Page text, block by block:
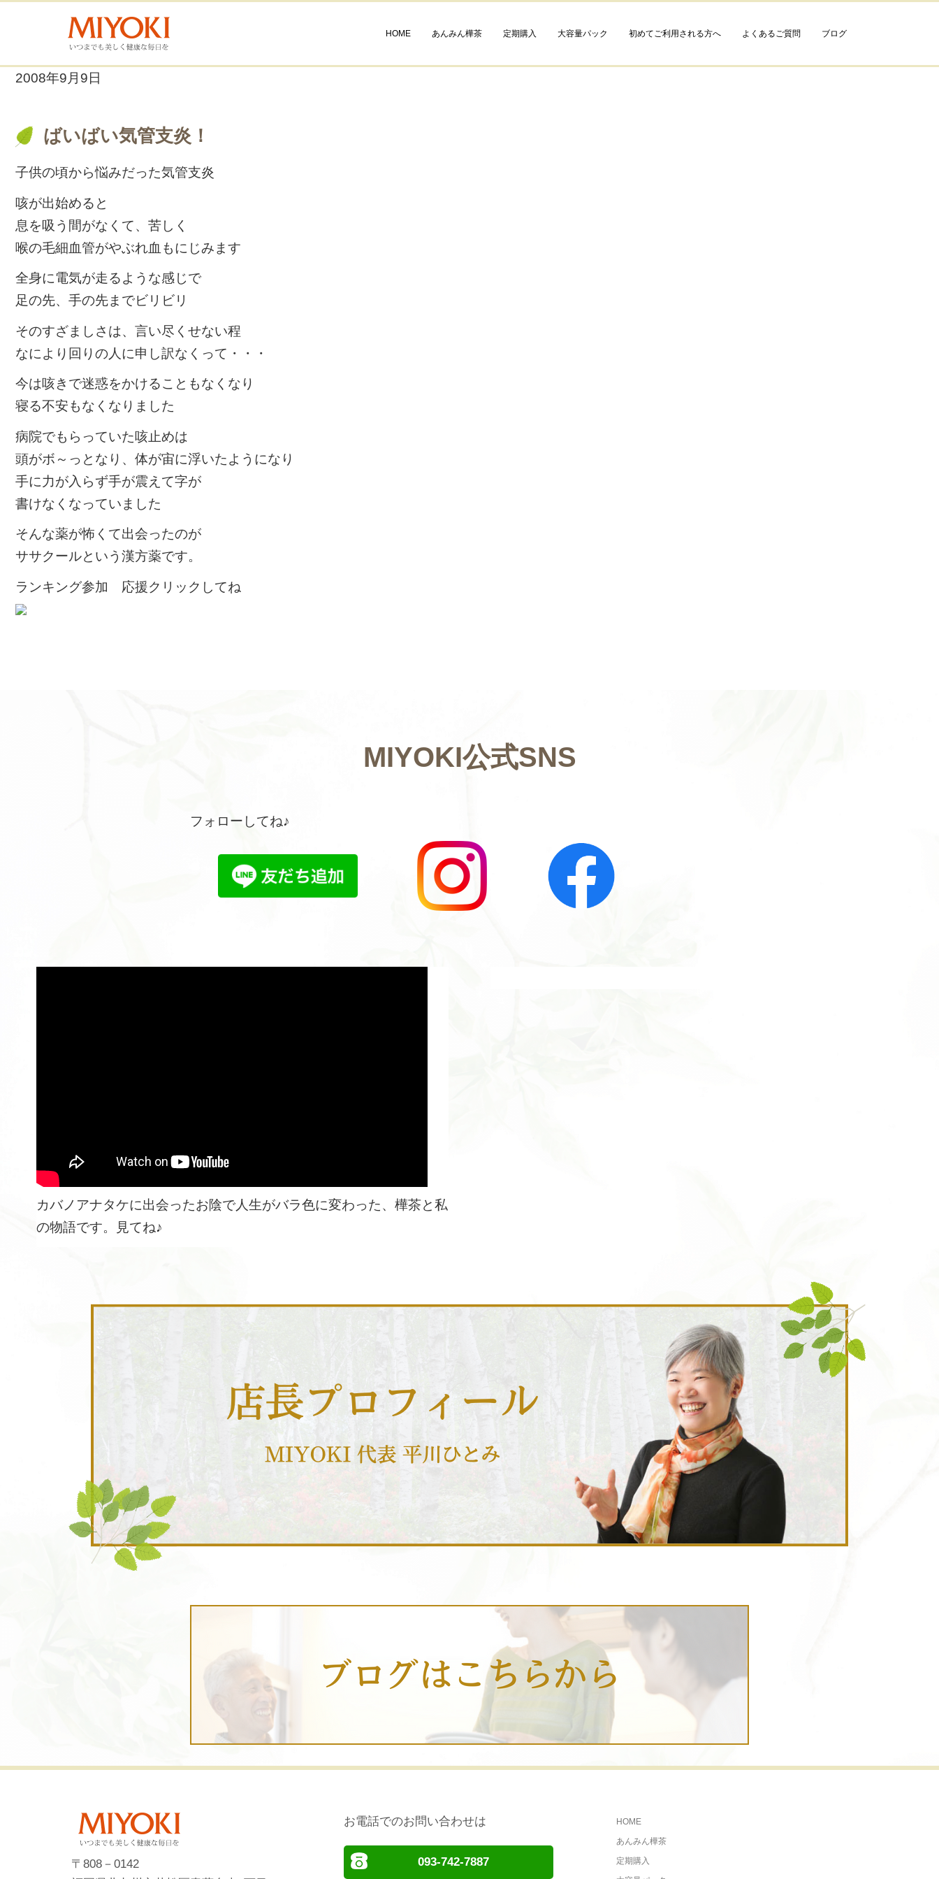
HOME あんみん樺茶 定期購入 大容量パック 初めてご利用される方へ よくあるご質問 ブログ
2008年9月9日
ばいばい気管支炎！
子供の頃から悩みだった気管支炎
咳が出始めると
息を吸う間がなくて、苦しく
喉の毛細血管がやぶれ血もにじみます
全身に電気が走るような感じで
足の先、手の先までビリビリ
そのすざましさは、言い尽くせない程
なにより回りの人に申し訳なくって・・・
今は咳きで迷惑をかけることもなくなり
寝る不安もなくなりました
病院でもらっていた咳止めは
頭がボ～っとなり、体が宙に浮いたようになり
手に力が入らず手が震えて字が
書けなくなっていました
そんな薬が怖くて出会ったのが
ササクールという漢方薬です。
ランキング参加 応援クリックしてね
MIYOKI公式SNS
フォローしてね♪
カバノアナタケに出会ったお陰で人生がバラ色に変わった、樺茶と私
の物語です。見てね♪
〒808－0142
お電話でのお問い合わせは
093-742-7887
HOME
あんみん樺茶
定期購入